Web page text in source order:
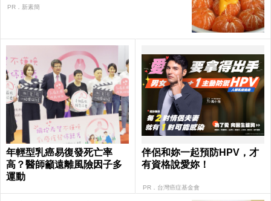
PR．新素簡
年輕型乳癌易復發死亡率
高？醫師籲遠離風險因子多
運動
伴侶和妳一起預防HPV，才
有資格說愛妳！
PR．台灣癌症基金會